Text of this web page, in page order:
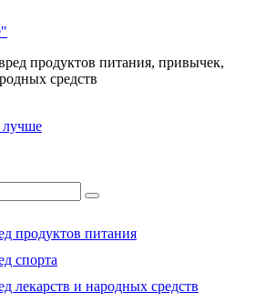
продуктов питания, привычек,
средств
лучше
продуктов питания
спорта
лекарств и народных средств